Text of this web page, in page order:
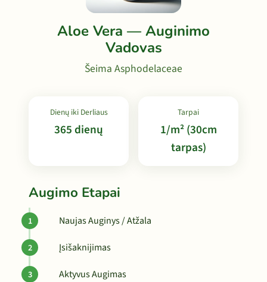
Aloe Vera — Auginimo
Vadovas
Šeima Asphodelaceae
Dienų iki Derliaus
365 dienų
Tarpai
1/m² (30cm
tarpas)
Augimo Etapai
Naujas Auginys / Atžala
Įsišaknijimas
Aktyvus Augimas